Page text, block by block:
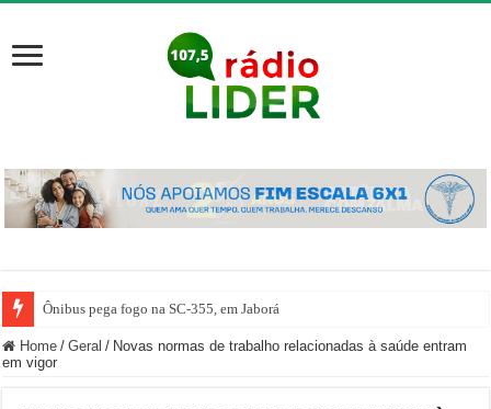
Ônibus pega fogo na SC-355, em Jaborá
Home / Geral / Novas normas de trabalho relacionadas à saúde entram
em vigor